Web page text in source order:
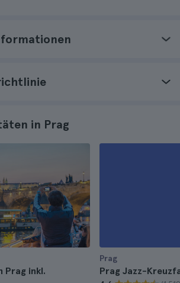
in Prag
inkl.
Prag
Prag Jazz-